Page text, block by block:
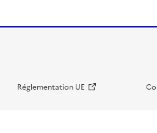
Réglementation UE